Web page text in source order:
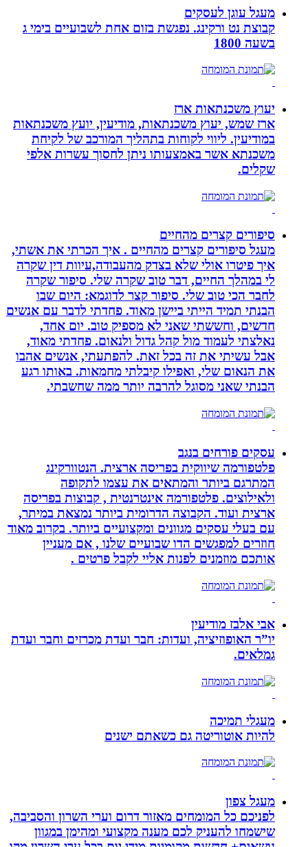
מעגל עוגן לעסקים
קבוצת נט ורקינג. נפגשת בזום אחת לשבועיים בימי ג
בשעה 1800
יעוץ משכנתאות ארז
ארז שמש, יעוץ משכנתאות, מודיעין, יועץ משכנתאות
במודיעין. ליווי לקוחות בתהליך המורכב של לקיחת
משכנתא אשר באמצעותו ניתן לחסוך עשרות אלפי
שקלים.
סיפורים קצרים מהחיים
מעגל סיפורים קצרים מהחיים . איך הכרתי את אשתי,
איך פיטרו אולי שלא בצדק מהעבודה,עיוות דין שקרה
לי במהלך החיים, דבר טוב שקרה שלי. סיפור שקרה
לחבר הכי טוב שלי. סיפור קצר לדוגמא: היום שבו
הבנתי תמיד הייתי ביישן מאוד. פחדתי לדבר עם אנשים
חדשים, וחששתי שאני לא מספיק טוב. יום אחד,
נאלצתי לעמוד מול קהל גדול ולנאום. פחדתי מאוד,
אבל עשיתי את זה בכל זאת. להפתעתי, אנשים אהבו
את הנאום שלי, ואפילו קיבלתי מחמאות. באותו רגע
הבנתי שאני מסוגל להרבה יותר ממה שחשבתי.
עסקים פורחים בנגב
פלטפורמה שיווקית בפריסה ארצית. הנטוורקינג
המתרגם ביותר והמתאים את עצמו לתקופה
ולאילוצים. פלטפורמה אינטרנטית , קבוצות בפריסה
ארצית ועוד. הקבוצה הדרומית ביותר נמצאת במיתר,
עם בעלי עסקים מגוונים ומקצועיים ביותר. בקרוב מאוד
חוזרים למפגשים הדו שבועיים שלנו , אם מעניין
אותכם מוזמנים לפנות אליי לקבל פרטים .
אבי אלבז מודיעין
יו”ר האופוזיציה, ועדות: חבר ועדת מכרזים וחבר ועדת
גמלאים.
מעגלי תמיכה
להיות אוטוריטה גם כשאתם ישנים
מעגל צפון
לפניכם כל המומחים מאזור דרום וערי השרון והסביבה,
שישמחו להעניק לכם מענה מקצועי ומהימן במגוון